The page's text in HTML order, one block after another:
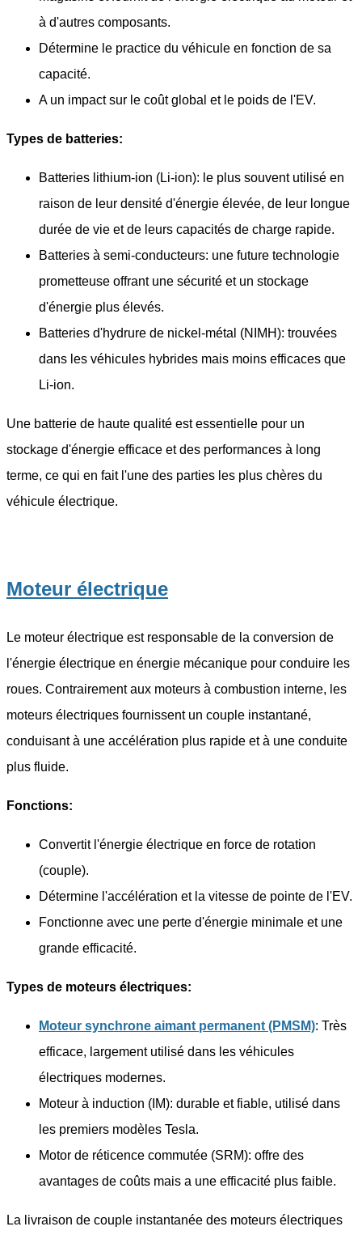
à d'autres composants.
Détermine le practice du véhicule en fonction de sa
capacité.
A un impact sur le coût global et le poids de l'EV.
Types de batteries:
Batteries lithium-ion (Li-ion): le plus souvent utilisé en
raison de leur densité d'énergie élevée, de leur longue
durée de vie et de leurs capacités de charge rapide.
Batteries à semi-conducteurs: une future technologie
prometteuse offrant une sécurité et un stockage
d'énergie plus élevés.
Batteries d'hydrure de nickel-métal (NIMH): trouvées
dans les véhicules hybrides mais moins efficaces que
Li-ion.
Une batterie de haute qualité est essentielle pour un
stockage d'énergie efficace et des performances à long
terme, ce qui en fait l'une des parties les plus chères du
véhicule électrique.
Moteur électrique
Le moteur électrique est responsable de la conversion de
l'énergie électrique en énergie mécanique pour conduire les
roues. Contrairement aux moteurs à combustion interne, les
moteurs électriques fournissent un couple instantané,
conduisant à une accélération plus rapide et à une conduite
plus fluide.
Fonctions:
Convertit l'énergie électrique en force de rotation
(couple).
Détermine l'accélération et la vitesse de pointe de l'EV.
Fonctionne avec une perte d'énergie minimale et une
grande efficacité.
Types de moteurs électriques:
Moteur synchrone aimant permanent (PMSM): Très
efficace, largement utilisé dans les véhicules
électriques modernes.
Moteur à induction (IM): durable et fiable, utilisé dans
les premiers modèles Tesla.
Motor de réticence commutée (SRM): offre des
avantages de coûts mais a une efficacité plus faible.
La livraison de couple instantanée des moteurs électriques